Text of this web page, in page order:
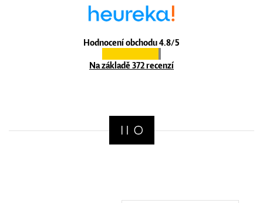
Hodnocení obchodu 4.8/5
Na základě 372 recenzí